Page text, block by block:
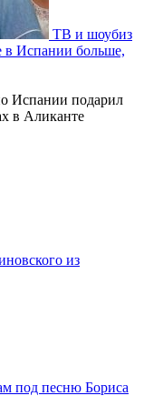
ТВ и шоубиз
в Испании больше,
Испании подарил
в Аликанте
из
под песню Бориса